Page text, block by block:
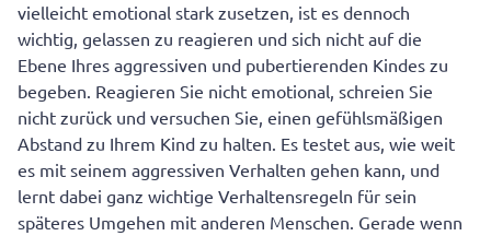
vielleicht emotional stark zusetzen, ist es dennoch
wichtig, gelassen zu reagieren und sich nicht auf die
Ebene Ihres aggressiven und pubertierenden Kindes zu
begeben. Reagieren Sie nicht emotional, schreien Sie
nicht zurück und versuchen Sie, einen gefühlsmäßigen
Abstand zu Ihrem Kind zu halten. Es testet aus, wie weit
es mit seinem aggressiven Verhalten gehen kann, und
lernt dabei ganz wichtige Verhaltensregeln für sein
späteres Umgehen mit anderen Menschen. Gerade wenn